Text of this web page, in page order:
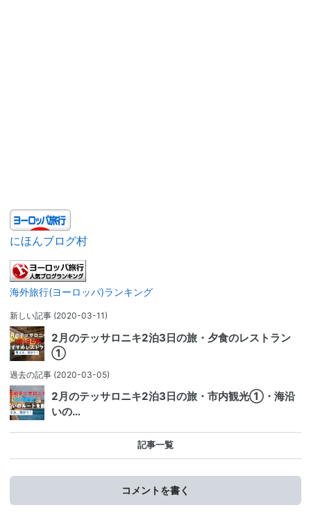
にほんブログ村
海外旅行(ヨーロッパ)ランキング
新しい記事 (2020-03-11)
2月のテッサロニキ2泊3日の旅・夕食のレストラン
①
過去の記事 (2020-03-05)
2月のテッサロニキ2泊3日の旅・市内観光①・海沿
いの…
記事一覧
コメントを書く